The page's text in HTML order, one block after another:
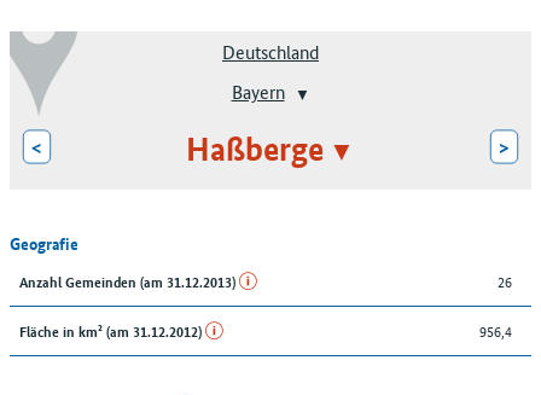
Deutschland
Bayern
< Haßberge >
Geografie
Anzahl Gemeinden (am 31.12.2013) 26
Fläche in km² (am 31.12.2012) 956,4